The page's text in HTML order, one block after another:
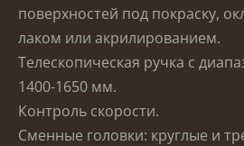
поверхностей под покраску,
лаком или акрилированием.
Телескопическая ручка с
1400-1650 мм.
Контроль скорости.
Сменные головки: круглые и